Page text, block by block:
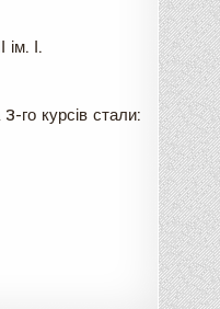
І.
го курсів стали: